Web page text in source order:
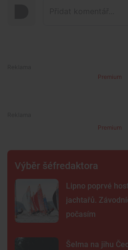
Premium
Premium
Výběr šéfredaktora
Lipno poprvé
jachtařů.
počasím
Šelma na jihu